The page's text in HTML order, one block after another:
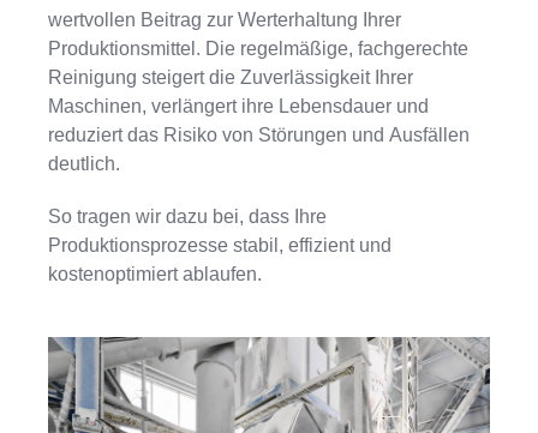
wertvollen Beitrag zur Werterhaltung Ihrer
Produktionsmittel. Die regelmäßige, fachgerechte
Reinigung steigert die Zuverlässigkeit Ihrer
Maschinen, verlängert ihre Lebensdauer und
reduziert das Risiko von Störungen und Ausfällen
deutlich.
So tragen wir dazu bei, dass Ihre
Produktionsprozesse stabil, effizient und
kostenoptimiert ablaufen.